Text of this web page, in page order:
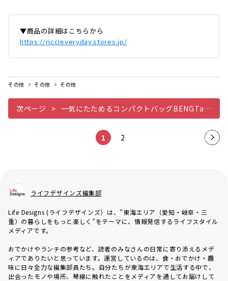
▼商品の詳細はこちらから
https://riccieveryday.stores.jp/
その他 その他 その他
次ページ 一気にたためるコンパクトバッグBENGTampLOTTA Shupatto
1 2
次の
ライフデザインズ編集部
Life Designs (ライフデザインズ）は、”東海エリア（愛知・岐阜・三
重）の暮らしをもっと楽しく”をテーマに、情報発信するライフスタイル
メディアです。
おでかけやランチの参考など、読者のみなさんの日常に寄り添えるメデ
ィアでありたいと思っています。運営しているのは、食・おでかけ・趣
味に日々全力な編集部員たち。自分たちが東海エリアで生活する中で、
出会ったモノや場所、琴線に触れたことをメディアを通してお届けして